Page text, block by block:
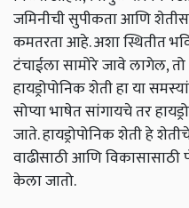
जमिनीची सुपीकता आणि
कमतरता आहे. अशा स्थितीत
टंचाईला सामोरे जावे लागेल,
हायड्रोपोनिक शेती हा या
सोप्या भाषेत सांगायचे तर
जाते. हायड्रोपोनिक शेती हे
वाढीसाठी आणि विकासासाठी
केला जातो.